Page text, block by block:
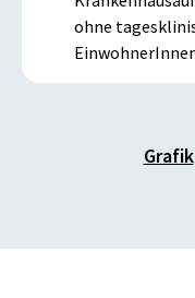
Grafik
ohne